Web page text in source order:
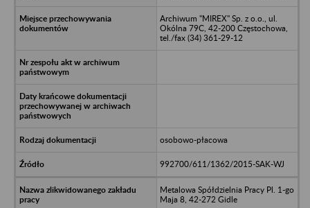
Archiwum "MIREX" Sp. z o.o., ul.
Okólna 79C, 42-200 Częstochowa,
tel./fax (34) 361-29-12
osobowo-płacowa
992700/611/1362/2015-SAK-WJ
Metalowa Spółdzielnia Pracy Pl. 1-go
Maja 8, 42-272 Gidle